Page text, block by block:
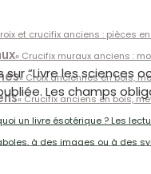
et crucifix anciens : pièces
« Crucifix muraux anciens :
« Croix anciennes en bois,
« Crucifix anciens en bois,
un livre ésotérique ? Les
à des images ou à des
“Livre les sciences
Les champs